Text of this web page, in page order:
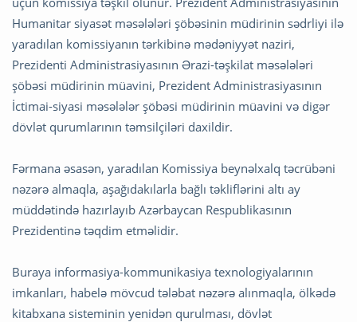
Humanitar siyasət məsələləri şöbəsinin müdirinin sədrliyi ilə
yaradılan komissiyanın tərkibinə mədəniyyət naziri,
Prezidenti Administrasiyasının Ərazi-təşkilat məsələləri
şöbəsi müdirinin müavini, Prezident Administrasiyasının
İctimai-siyasi məsələlər şöbəsi müdirinin müavini və digər
dövlət qurumlarının təmsilçiləri daxildir.
Fərmana əsasən, yaradılan Komissiya beynəlxalq təcrübəni
nəzərə almaqla, aşağıdakılarla bağlı təkliflərini altı ay
müddətində hazırlayıb Azərbaycan Respublikasının
Prezidentinə təqdim etməlidir.
Buraya informasiya-kommunikasiya texnologiyalarının
imkanları, habelə mövcud tələbat nəzərə alınmaqla, ölkədə
kitabxana sisteminin yenidən qurulması, dövlət